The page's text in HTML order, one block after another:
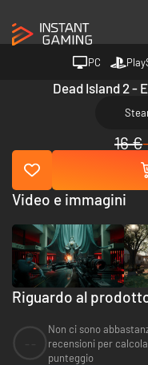
PC
Dead Island 2 -
16 €
Riguardo al
Non ci sono
recensioni per
punteggio
Video e immagini